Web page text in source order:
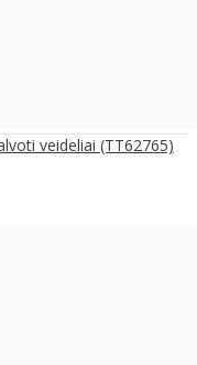
veideliai (TT62765)